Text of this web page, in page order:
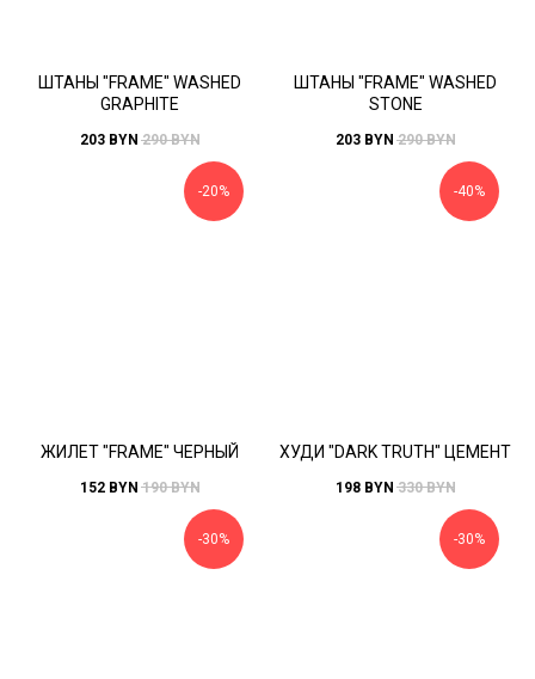
ШТАНЫ "FRAME" WASHED
GRAPHITE
203 BYN 290 BYN
ШТАНЫ "FRAME" WASHED
STONE
203 BYN 290 BYN
-20%
ЖИЛЕТ "FRAME" ЧЕРНЫЙ
152 BYN 190 BYN
-40%
ХУДИ "DARK TRUTH" ЦЕМЕНТ
198 BYN 330 BYN
-30% -30%